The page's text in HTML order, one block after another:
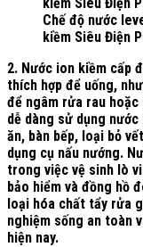
Chế độ nước
kiềm Siêu Điện
2. Nước ion kiềm cấp
thích hợp để uống,
để ngâm rửa rau hoặc
dễ dàng sử dụng
ăn, bàn bếp, loại bỏ
dụng cụ nấu nướng.
trong việc vệ sinh lò
bảo hiểm và đồng hồ
loại hóa chất tẩy rửa
nghiệm sống an toàn
hiện nay.